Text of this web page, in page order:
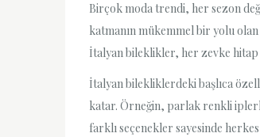
Birçok moda trendi, her sezon
katmanın mükemmel bir yolu
İtalyan bileklikler, her zevke hitap
İtalyan bilekliklerdeki başlıca
katar. Örneğin, parlak renkli
farklı seçenekler sayesinde